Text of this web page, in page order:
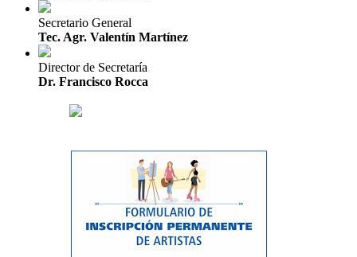
Secretario General
Tec. Agr. Valentín Martínez
Director de Secretaría
Dr. Francisco Rocca